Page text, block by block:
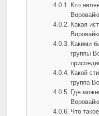
Кто
Какая
Какими
группы
Какой
группа
Где
Что